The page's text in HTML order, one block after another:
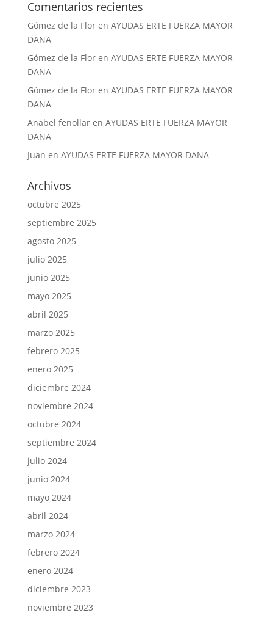
Comentarios recientes
Gómez de la Floren AYUDAS ERTE FUERZA MAYOR
DANA
Gómez de la Floren AYUDAS ERTE FUERZA MAYOR
DANA
Gómez de la Floren AYUDAS ERTE FUERZA MAYOR
DANA
Anabel fenollaren AYUDAS ERTE FUERZA MAYOR
DANA
Juan en AYUDAS ERTE FUERZA MAYOR DANA
Archivos
octubre 2025
septiembre 2025
agosto 2025
julio 2025
junio 2025
mayo 2025
abril 2025
marzo 2025
febrero 2025
enero 2025
diciembre 2024
noviembre 2024
octubre 2024
septiembre 2024
julio 2024
junio 2024
mayo 2024
abril 2024
marzo 2024
febrero 2024
enero 2024
diciembre 2023
noviembre 2023